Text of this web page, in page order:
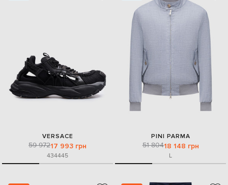
VERSACE
59 97217 993 грн
434445
PINI PARMA
51 80418 148 грн
L